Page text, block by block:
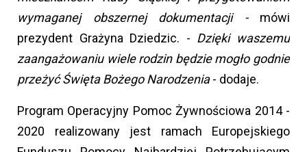
wymaganej obszernej dokumentacji - mówi
prezydent Grażyna Dziedzic. - Dzięki waszemu
zaangażowaniu wiele rodzin będzie mogło godnie
przeżyć Święta Bożego Narodzenia- dodaje.
Program Operacyjny Pomoc Żywnościowa 2014 -
2020 realizowany jest ramach Europejskiego